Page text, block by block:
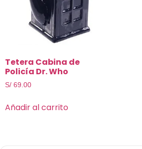
Tetera Cabina de
Policía Dr. Who
S/ 69.00
Añadir al carrito